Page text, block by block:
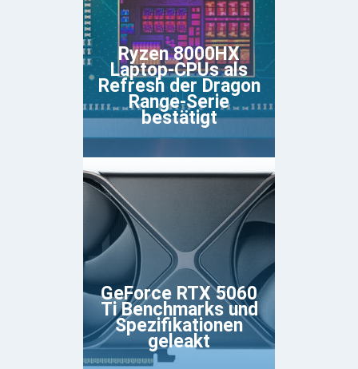
Ryzen 8000HX
Laptop-CPUs als
Refresh der Dragon
Range-Serie
bestätigt
GeForce RTX 5060
Ti Benchmarks und
Spezifikationen
geleakt